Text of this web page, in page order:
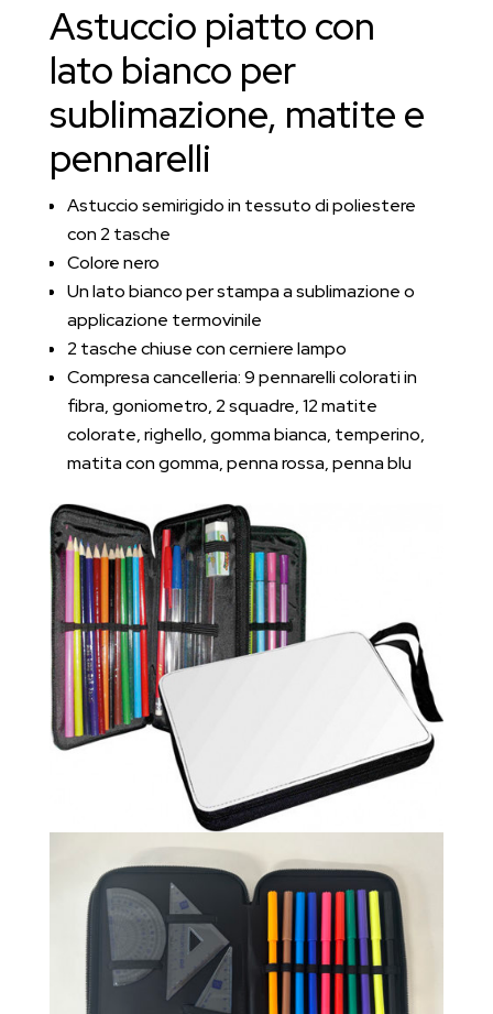
pennarelli
31
pz
quantità
Astuccio piatto con
lato bianco per
sublimazione, matite e
pennarelli
Astuccio semirigido in tessuto di poliestere
con 2 tasche
Colore nero
Un lato bianco per stampa a sublimazione o
applicazione termovinile
2 tasche chiuse con cerniere lampo
Compresa cancelleria: 9 pennarelli colorati in
fibra, goniometro, 2 squadre, 12 matite
colorate, righello, gomma bianca, temperino,
matita con gomma, penna rossa, penna blu